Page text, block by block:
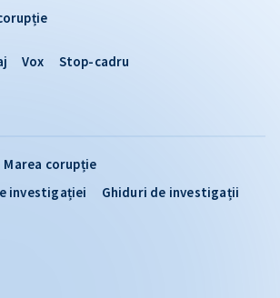
Marea corupție
investigației
Ghiduri de investigații
Vox Stop-cadru